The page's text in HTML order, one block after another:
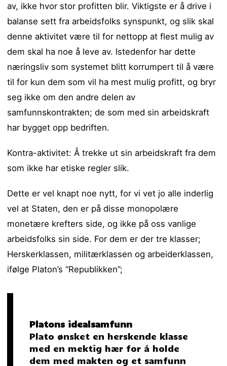
av, ikke hvor stor profitten blir. Viktigste er å drive i
balanse sett fra arbeidsfolks synspunkt, og slik skal
denne aktivitet være til for nettopp at flest mulig av
dem skal ha noe å leve av. Istedenfor har dette
næringsliv som systemet blitt korrumpert til å være
til for kun dem som vil ha mest mulig profitt, og bryr
seg ikke om den andre delen av
samfunnskontrakten; de som med sin arbeidskraft
har bygget opp bedriften.
Kontra-aktivitet: Å trekke ut sin arbeidskraft fra dem
som ikke har etiske regler slik.
Dette er vel knapt noe nytt, for vi vet jo alle inderlig
vel at Staten, den er på disse monopolære
monetære krefters side, og ikke på oss vanlige
arbeidsfolks sin side. For dem er der tre klasser;
Herskerklassen, militærklassen og arbeiderklassen,
ifølge Platon’s “Republikken”;
Platons idealsamfunn
Plato ønsket en herskende klasse
med en mektig hær for å holde
dem med makten og et samfunn